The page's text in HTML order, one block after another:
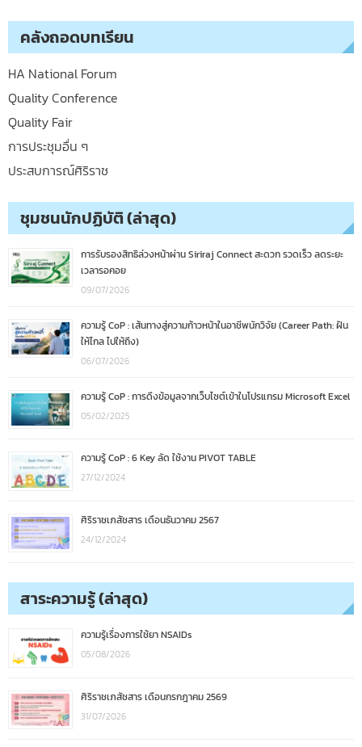
คลังถอดบทเรียน
HA National Forum
Quality Conference
Quality Fair
การประชุมอื่น ๆ
ประสบการณ์ศิริราช
ชุมชนนักปฏิบัติ (ล่าสุด)
การรับรองสิทธิล่วงหน้าผ่าน Siriraj Connect สะดวก รวดเร็ว ลดระยะ
เวลารอคอย
09/07/2026
ความรู้ CoP : เส้นทางสู่ความก้าวหน้าในอาชีพนักวิจัย (Career Path: ฝัน
ให้ไกล ไปให้ถึง)
06/07/2026
ความรู้ CoP : การดึงข้อมูลจากเว็บไซต์เข้าในโปรแกรม Microsoft Excel
05/02/2025
ความรู้ CoP : 6 Key ลัด ใช้งาน PIVOT TABLE
27/12/2024
ศิริราชเภสัชสาร เดือนธันวาคม 2567
24/12/2024
สาระความรู้ (ล่าสุด)
ความรู้เรื่องการใช้ยา NSAIDs
05/08/2026
ศิริราชเภสัชสาร เดือนกรกฎาคม 2569
31/07/2026